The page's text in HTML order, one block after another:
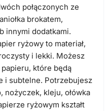
połączonych ze
brokatem,
innymi dodatkami.
ryżowy to materiał,
i lekki. Możesz
które będą
i subtelne. Potrzebujesz
kleju, ołówka
ryżowym kształt